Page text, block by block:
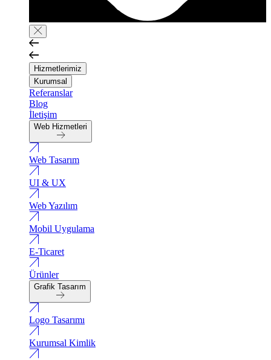
Hizmetlerimiz
Kurumsal
Referanslar
Blog
İletişim
Web Hizmetleri
Web Tasarım
UI & UX
Web Yazılım
Mobil Uygulama
E-Ticaret
Ürünler
Grafik Tasarım
Logo Tasarımı
Kurumsal Kimlik